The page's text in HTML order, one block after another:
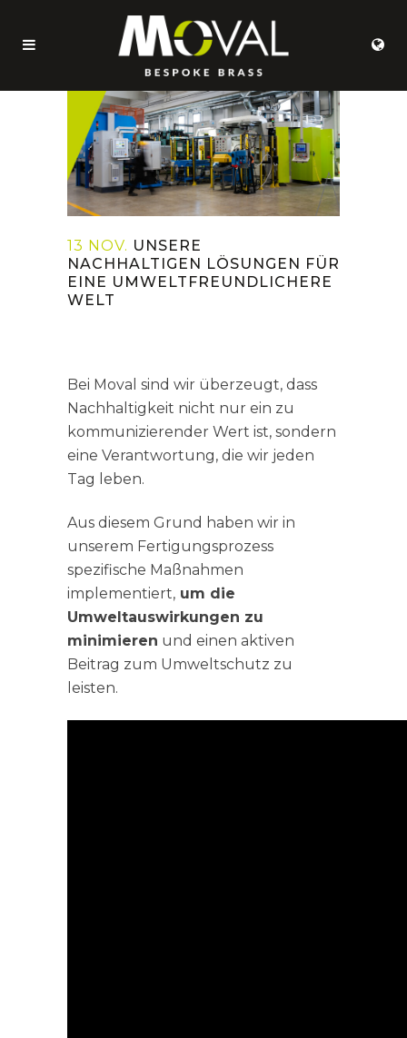
13 NOV. UNSERE
NACHHALTIGEN LÖSUNGEN FÜR
EINE UMWELTFREUNDLICHERE
WELT
Bei Moval sind wir überzeugt, dass
Nachhaltigkeit nicht nur ein zu
kommunizierender Wert ist, sondern
eine Verantwortung, die wir jeden
Tag leben.
Aus diesem Grund haben wir in
unserem Fertigungsprozess
spezifische Maßnahmen
implementiert, um die
Umweltauswirkungen zu
minimieren und einen aktiven
Beitrag zum Umweltschutz zu
leisten.